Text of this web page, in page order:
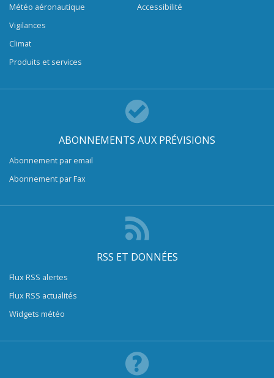
Météo aéronautique
Vigilances
Climat
Produits et services
Accessibilité
ABONNEMENTS AUX PRÉVISIONS
Abonnement par email
Abonnement par Fax
RSS ET DONNÉES
Flux RSS alertes
Flux RSS actualités
Widgets météo